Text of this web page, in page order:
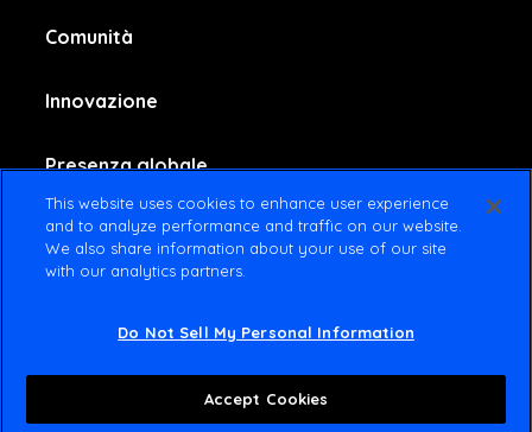
Comunità
Innovazione
Presenza globale
Contattaci
This website uses cookies to enhance user experience
and to analyze performance and traffic on our website.
We also share information about your use of our site
with our analytics partners.
Do Not Sell My Personal Information
Accept Cookies